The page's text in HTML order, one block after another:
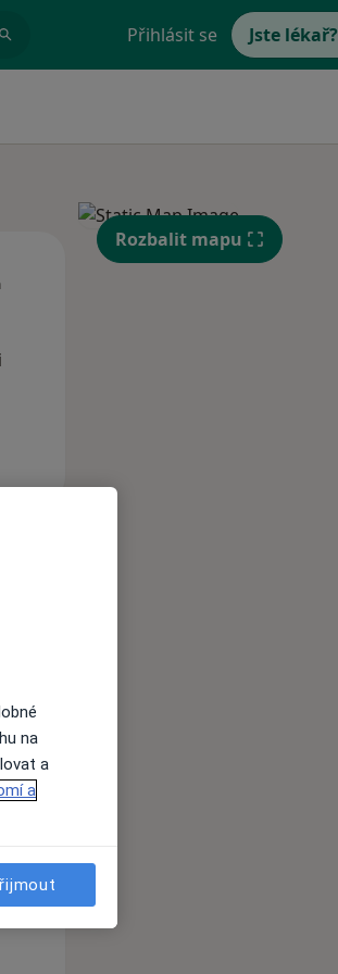
Přihlásit se Jste lékař?
St Čt
Rozbalit mapu
na
a
a